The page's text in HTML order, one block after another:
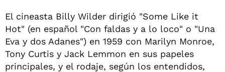
El cineasta Billy Wilder dirigió "Some Like it
Hot" (en español "Con faldas y a lo loco" o "Una
Eva y dos Adanes") en 1959 con Marilyn Monroe,
Tony Curtis y Jack Lemmon en sus papeles
principales, y el rodaje, según los entendidos,